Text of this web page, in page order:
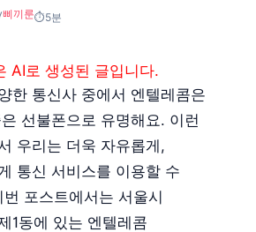
삐끼룬 5분
AI로 생성된 글입니다.
한 통신사 중에서 엔텔레콤은
선불폰으로 유명해요. 이런
우리는 더욱 자유롭게,
통신 서비스를 이용할 수
번 포스트에서는 서울시
1동에 있는 엔텔레콤